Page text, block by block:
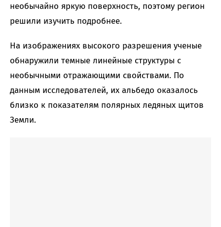
необычайно яркую поверхность, поэтому регион
решили изучить подробнее.
На изображениях высокого разрешения ученые
обнаружили темные линейные структуры с
необычными отражающими свойствами. По
данным исследователей, их альбедо оказалось
близко к показателям полярных ледяных щитов
Земли.